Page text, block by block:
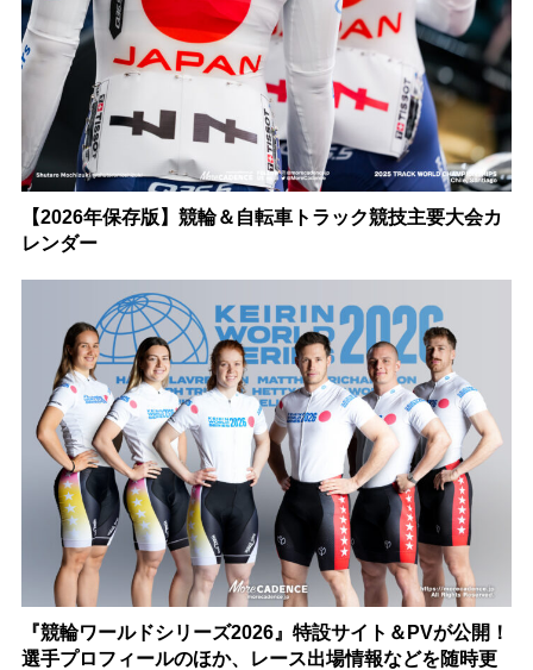
【2026年保存版】競輪＆自転車トラック競技主要大会カ
レンダー
『競輪ワールドシリーズ2026』特設サイト＆PVが公開！
選手プロフィールのほか、レース出場情報などを随時更